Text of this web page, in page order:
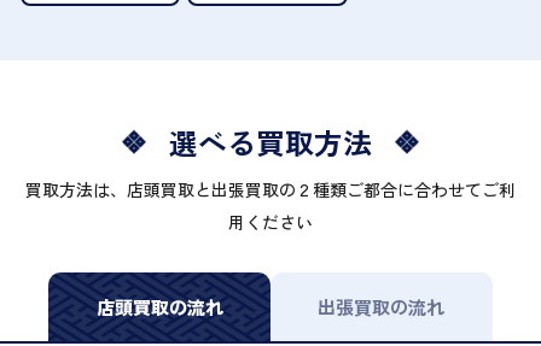
選べる買取方法
買取方法は、店頭買取と出張買取の２種類ご都合に合わせてご利
用ください
店頭買取の流れ 出張買取の流れ